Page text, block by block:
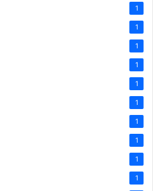
1
1
1
1
1
1
1
1
1
1